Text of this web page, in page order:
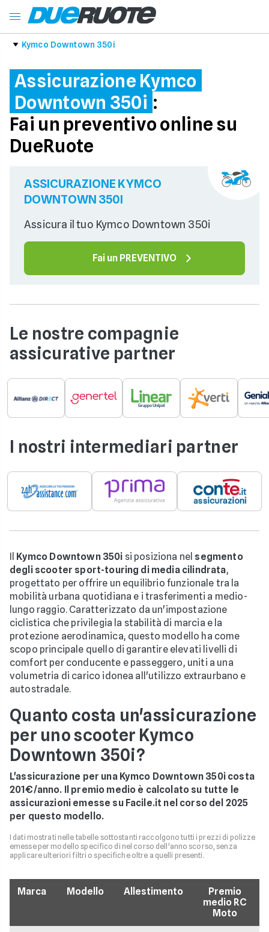
Kymco Downtown 350i
Assicurazione Kymco
Downtown 350i :
Fai un preventivo online su
DueRuote
ASSICURAZIONE KYMCO
DOWNTOWN 350I
Assicura il tuo Kymco Downtown 350i
Fai un PREVENTIVO
Le nostre compagnie
assicurative partner
I nostri intermediari partner
Il Kymco Downtown 350i si posiziona nel segmento
degli scooter sport-touring di media cilindrata,
progettato per offrire un equilibrio funzionale tra la
mobilità urbana quotidiana e i trasferimenti a medio-
lungo raggio. Caratterizzato da un'impostazione
ciclistica che privilegia la stabilità di marcia e la
protezione aerodinamica, questo modello ha come
scopo principale quello di garantire elevati livelli di
comfort per conducente e passeggero, uniti a una
volumetria di carico idonea all'utilizzo extraurbano e
autostradale.
Quanto costa un'assicurazione
per uno scooter Kymco
Downtown 350i?
L'assicurazione per una Kymco Downtown 350i costa
201€/anno. Il premio medio è calcolato su tutte le
assicurazioni emesse su Facile.it nel corso del 2025
per questo modello.
I dati mostrati nelle tabelle sottostanti raccolgono tutti i prezzi di polizze
emesse per modello specifico di nel corso dell'anno scorso, senza
applicare ulteriori filtri o specifiche oltre a quelli presenti.
Marca Modello Allestimento
Premio
medio RC
Moto